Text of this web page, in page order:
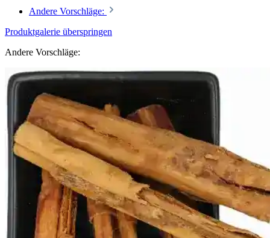
Andere Vorschläge:
Produktgalerie überspringen
Andere Vorschläge: